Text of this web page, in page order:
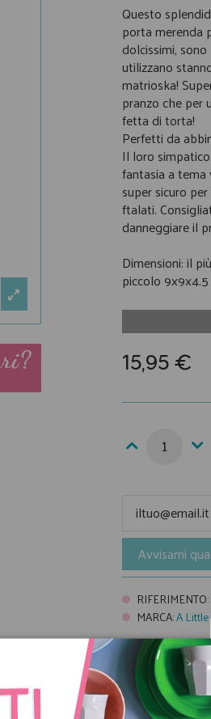
Questo
porta merenda
dolcissimi,
utilizzano
matrioska!
pranzo che per
fetta di torta!
Perfetti da
Il loro
fantasia a
super sicuro
ftalati.
danneggiare il
Dimensioni: il
piccolo
15,95 €
Avvisami
RIFERIMENTO:
MARCA:A
Pagamenti
Spedizioni
Condizioni di